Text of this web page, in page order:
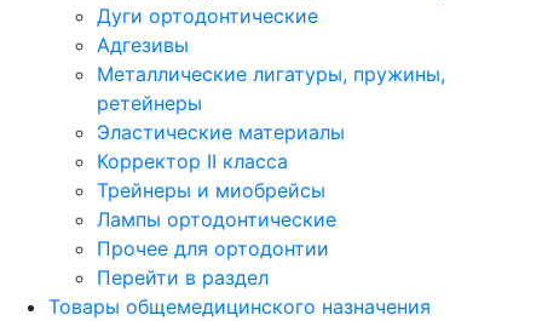
Дуги ортодонтические
Адгезивы
Металлические лигатуры, пружины,
ретейнеры
Эластические материалы
Корректор II класса
Трейнеры и миобрейсы
Лампы ортодонтические
Прочее для ортодонтии
Перейти в раздел
Товары общемедицинского назначения